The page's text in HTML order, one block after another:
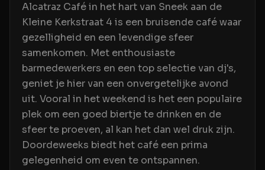
Alcatraz Café in het hart van Sneek aan de
Kleine Kerkstraat 4 is een bruisende café waar
gezelligheid en een levendige sfeer
samenkomen. Met enthousiaste
barmedewerkers en een top selectie van dj's,
geniet je hier van een onvergetelijke avond
uit. Vooral in het weekend is het een populaire
plek om een goed biertje te drinken en de
sfeer te proeven, al kan het dan wel druk zijn.
Doordeweeks biedt het café een prima
gelegenheid om even te ontspannen.